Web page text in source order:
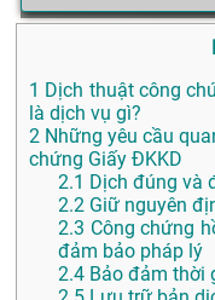
1 Dịch thuật công
là dịch vụ gì?
2 Những yêu cầu
chứng Giấy ĐKKD
2.1 Dịch đúng và
2.2 Giữ nguyên
2.3 Công chứng
đảm bảo pháp lý
2.4 Bảo đảm thời